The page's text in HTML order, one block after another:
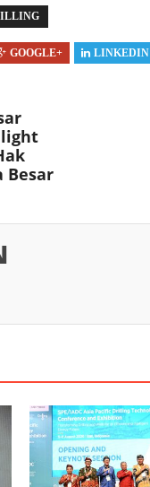
GOOGLE+ LINKEDIN
Besar